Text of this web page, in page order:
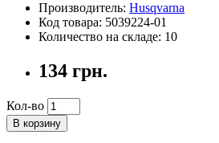
Производитель: Husqvarna
Код товара: 5039224-01
Количество на складе: 10
134 грн.
Кол-во
В корзину